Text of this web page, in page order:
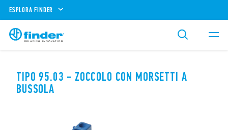
ESPLORA FINDER
TIPO 95.03 - ZOCCOLO CON MORSETTI A
BUSSOLA